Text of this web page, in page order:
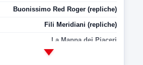
Buonissimo Red Roger (repliche)
Fili Meridiani (repliche)
La Mappa dei Piaceri